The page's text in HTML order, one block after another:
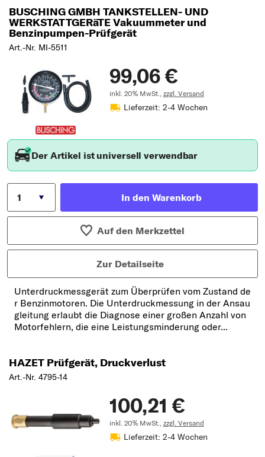
BUSCHING GMBH TANKSTELLEN- UND
WERKSTATTGERäTE Vakuummeter und
Benzinpumpen-Prüfgerät
Art.-Nr. MI-5511
99,06 €
inkl. 20% MwSt., zzgl. Versand
Lieferzeit: 2-4 Wochen
Der Artikel ist universell verwendbar
In den Warenkorb
Auf den Merkzettel
Zur Detailseite
Unterdruckmessgerät zum Überprüfen vom Zustand de
r Benzinmotoren. Die Unterdruckmessung in der Ansau
gleitung erlaubt die Diagnose einer großen Anzahl von
Motorfehlern, die eine Leistungsminderung oder...
HAZET Prüfgerät, Druckverlust
Art.-Nr. 4795-14
100,21 €
inkl. 20% MwSt., zzgl. Versand
Lieferzeit: 2-4 Wochen